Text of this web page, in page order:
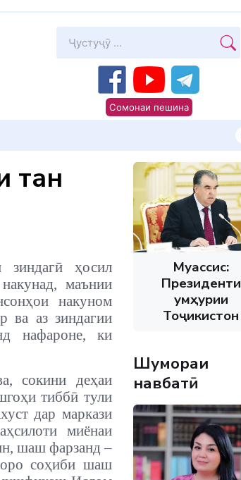
Сомонаи пешина
тан
ҳосил
маънии
накуном
ва аз зиндагии
нафароне, ки
сокини деҳаи
тиббӣ тули
дар маркази
миёнаи
шаш фарзанд –
соҳиби шаш
Муассис:
Президенти
Ҷумҳурии
Тоҷикистон
Шумораи
навбатӣ